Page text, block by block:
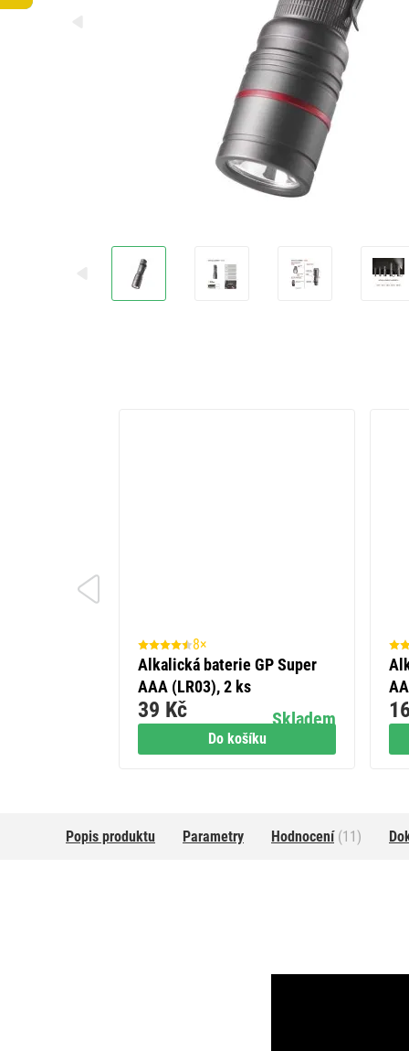
Do košíku
8×
Alkalická baterie GP Super
AAA (LR03), 2 ks
Skladem
39 Kč
Popis produktu Parametry Hodnocení(11)